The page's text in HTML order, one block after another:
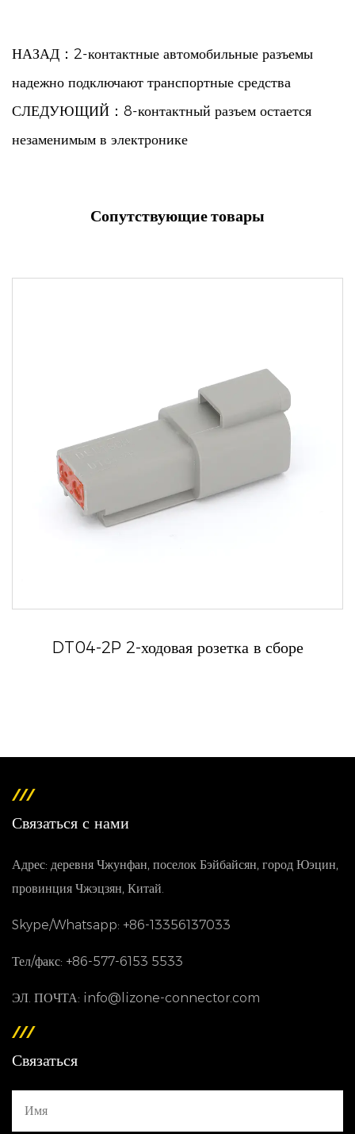
НАЗАД：2-контактные автомобильные разъемы
надежно подключают транспортные средства
СЛЕДУЮЩИЙ：8-контактный разъем остается
незаменимым в электронике
Сопутствующие товары
DT04-2P 2-ходовая розетка в сборе
Связаться с нами
Адрес: деревня Чжунфан, поселок Бэйбайсян, город Юэцин,
провинция Чжэцзян, Китай.
Skype/Whatsapp: +86-13356137033
Тел/факс: +86-577-6153 5533
ЭЛ. ПОЧТА: info@lizone-connector.com
Связаться